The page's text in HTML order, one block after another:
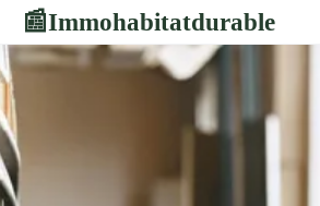
📰Immohabitatdurable